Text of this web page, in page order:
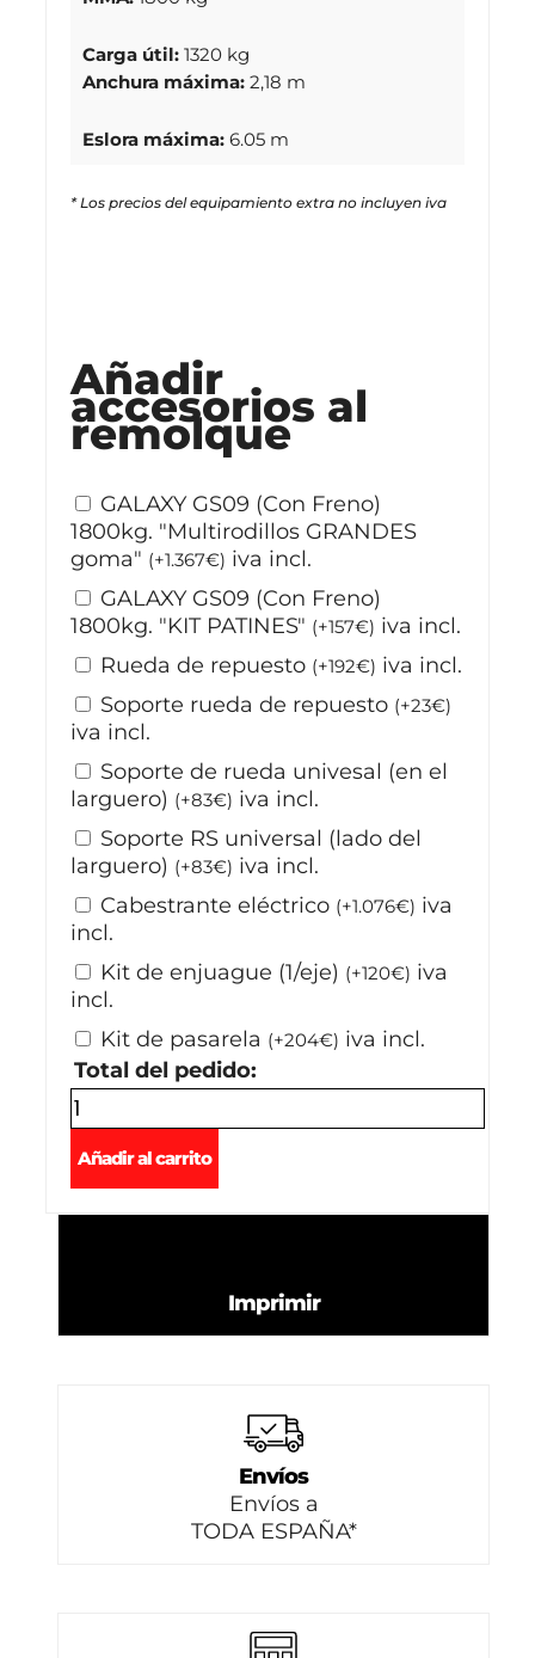
Carga útil: 1320 kg
Anchura máxima: 2,18 m
Eslora máxima: 6.05 m
* Los precios del equipamiento extra no incluyen iva
Añadir
accesorios al
remolque
GALAXY GS09 (Con Freno)
1800kg. "Multirodillos GRANDES
goma" (+1.367€) iva incl.
GALAXY GS09 (Con Freno)
1800kg. "KIT PATINES" (+157€) iva incl.
Rueda de repuesto (+192€) iva incl.
Soporte rueda de repuesto (+23€)
iva incl.
Soporte de rueda univesal (en el
larguero) (+83€) iva incl.
Soporte RS universal (lado del
larguero) (+83€) iva incl.
Cabestrante eléctrico (+1.076€) iva
incl.
Kit de enjuague (1/eje) (+120€) iva
incl.
Kit de pasarela (+204€) iva incl.
Total del pedido:
Añadir al carrito
Imprimir
Envíos
Envíos a
TODA ESPAÑA*